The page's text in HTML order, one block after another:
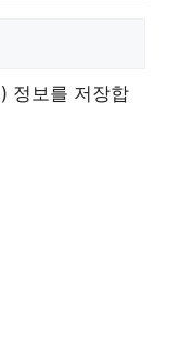
정보를 저장합